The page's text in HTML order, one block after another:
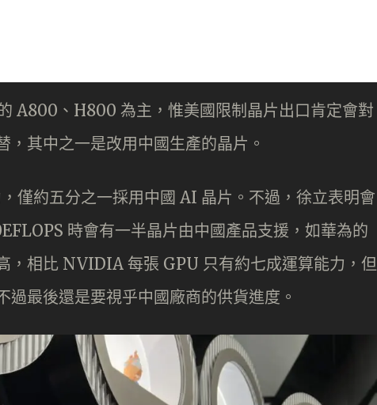
A800、H800 為主，惟美國限制晶片出口肯定會對
其中之一是改用中國生產的晶片。
僅約五分之一採用中國 AI 晶片。不過，徐立表明會
時會有一半晶片由中國產品支援，如華為的
，相比 NVIDIA 每張 GPU 只有約七成運算能力，但
最後還是要視乎中國廠商的供貨進度。